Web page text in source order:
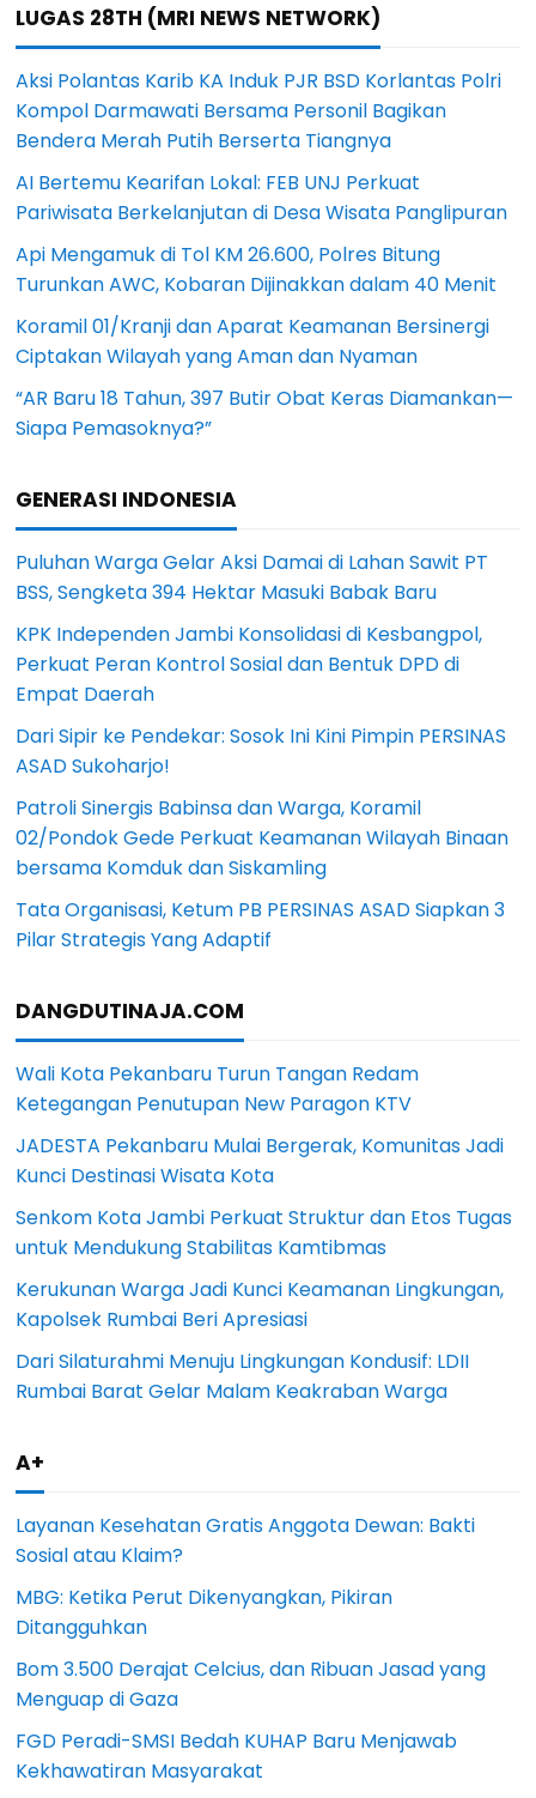
LUGAS 28TH (MRI NEWS NETWORK)
Aksi Polantas Karib KA Induk PJR BSD Korlantas Polri
Kompol Darmawati Bersama Personil Bagikan
Bendera Merah Putih Berserta Tiangnya
AI Bertemu Kearifan Lokal: FEB UNJ Perkuat
Pariwisata Berkelanjutan di Desa Wisata Panglipuran
Api Mengamuk di Tol KM 26.600, Polres Bitung
Turunkan AWC, Kobaran Dijinakkan dalam 40 Menit
Koramil 01/Kranji dan Aparat Keamanan Bersinergi
Ciptakan Wilayah yang Aman dan Nyaman
“AR Baru 18 Tahun, 397 Butir Obat Keras Diamankan—
Siapa Pemasoknya?”
GENERASI INDONESIA
Puluhan Warga Gelar Aksi Damai di Lahan Sawit PT
BSS, Sengketa 394 Hektar Masuki Babak Baru
KPK Independen Jambi Konsolidasi di Kesbangpol,
Perkuat Peran Kontrol Sosial dan Bentuk DPD di
Empat Daerah
Dari Sipir ke Pendekar: Sosok Ini Kini Pimpin PERSINAS
ASAD Sukoharjo!
Patroli Sinergis Babinsa dan Warga, Koramil
02/Pondok Gede Perkuat Keamanan Wilayah Binaan
bersama Komduk dan Siskamling
Tata Organisasi, Ketum PB PERSINAS ASAD Siapkan 3
Pilar Strategis Yang Adaptif
DANGDUTINAJA.COM
Wali Kota Pekanbaru Turun Tangan Redam
Ketegangan Penutupan New Paragon KTV
JADESTA Pekanbaru Mulai Bergerak, Komunitas Jadi
Kunci Destinasi Wisata Kota
Senkom Kota Jambi Perkuat Struktur dan Etos Tugas
untuk Mendukung Stabilitas Kamtibmas
Kerukunan Warga Jadi Kunci Keamanan Lingkungan,
Kapolsek Rumbai Beri Apresiasi
Dari Silaturahmi Menuju Lingkungan Kondusif: LDII
Rumbai Barat Gelar Malam Keakraban Warga
A+
Layanan Kesehatan Gratis Anggota Dewan: Bakti
Sosial atau Klaim?
MBG: Ketika Perut Dikenyangkan, Pikiran
Ditangguhkan
Bom 3.500 Derajat Celcius, dan Ribuan Jasad yang
Menguap di Gaza
FGD Peradi-SMSI Bedah KUHAP Baru Menjawab
Kekhawatiran Masyarakat